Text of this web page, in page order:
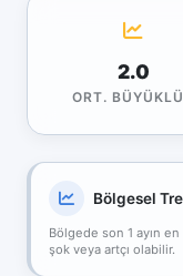
2.0
ORT.
Bölgesel
Bölgede son 1 ayın
şok veya artçı olabilir.